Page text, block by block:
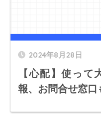
2024年8月28日
【心配】使って
報、お問合せ窓口